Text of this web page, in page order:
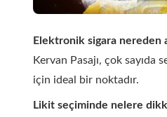
Elektronik sigara nereden
Kervan Pasajı, çok sayıda
için ideal bir noktadır.
Likit seçiminde nelere